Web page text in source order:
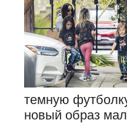
темную
новый образ